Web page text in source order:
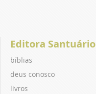
Editora Santuário
bíblias
deus conosco
livros